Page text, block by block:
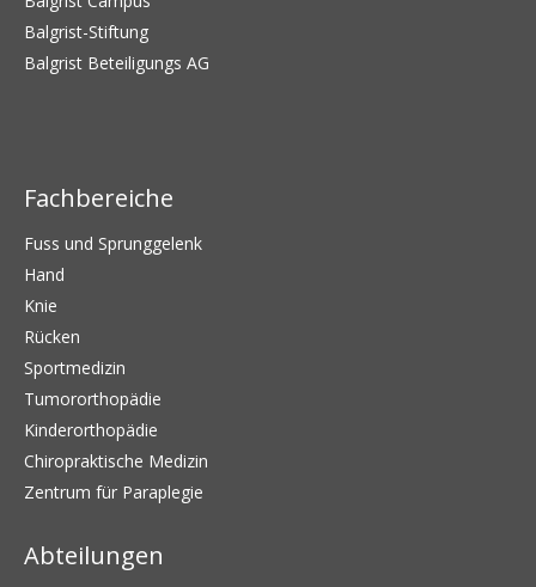
Balgrist-Stiftung
Balgrist Beteiligungs AG
Fachbereiche
Fuss und Sprunggelenk
Hand
Knie
Rücken
Sportmedizin
Tumororthopädie
Kinderorthopädie
Chiropraktische Medizin
Zentrum für Paraplegie
Abteilungen